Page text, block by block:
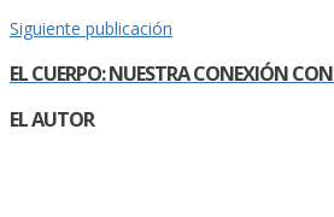
Siguiente publicación
EL CUERPO: NUESTRA CONEXIÓN
EL AUTOR